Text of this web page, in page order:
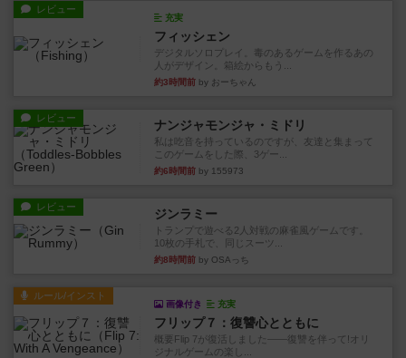
レビュー
充実
フィッシェン
デジタルソロプレイ。毒のあるゲームを作るあの
人がデザイン。箱絵からもう...
約3時間前 by おーちゃん
レビュー ナンジャモンジャ・ミドリ
私は吃音を持っているのですが、友達と集まって
このゲームをした際、3ゲー...
約6時間前 by 155973
レビュー ジンラミー
トランプで遊べる2人対戦の麻雀風ゲームです。
10枚の手札で、同じスーツ...
約8時間前 by OSAっち
ルール/インスト
画像付き 充実
フリップ７：復讐心とともに
概要Flip 7が復活しました――復讐を伴って!オリ
ジナルゲームの楽し...